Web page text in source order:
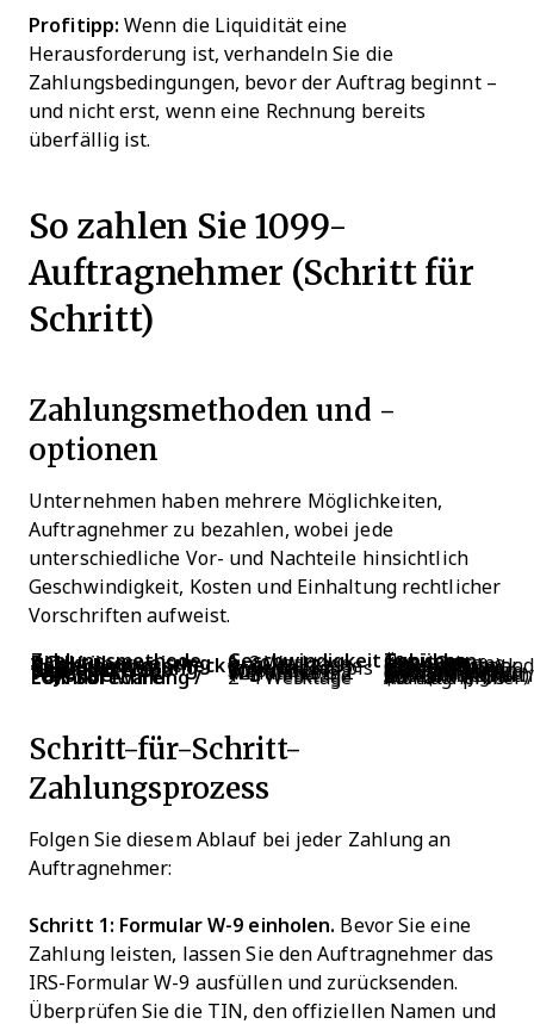
Profitipp: Wenn die Liquidität eine
Herausforderung ist, verhandeln Sie die
Zahlungsbedingungen, bevor der Auftrag beginnt –
und nicht erst, wenn eine Rechnung bereits
überfällig ist.
So zahlen Sie 1099-
Auftragnehmer (Schritt für
Schritt)
Zahlungsmethoden und -
optionen
Unternehmen haben mehrere Möglichkeiten,
Auftragnehmer zu bezahlen, wobei jede
unterschiedliche Vor- und Nachteile hinsichtlich
Geschwindigkeit, Kosten und Einhaltung rechtlicher
Vorschriften aufweist.
Zahlungsmethode GeschwindigkeitTypische Gebühren
ACH / Direktüberweisung 1–2 Werktage $0 – $3 pro Überweisung
Verrechnungsscheck3–10 Werktage ~$5 pro Scheck (Arbeitsaufwand, Druck, Porto)
Banküberweisung Gleicher Tag bis 3 Werktage $20 – $50 pro Überweisung
PayPal / Venmo (Business) Sofort bis 1 Werktag 1,9% – 3,5% pro Transaktion
Wise Minuten bis 2 Werktage 0,4% – 1,5% pro Überweisung
Payoneer 1–3 Werktage 0% – 2% (je nach Auszahlungsart unterschiedlich)
Lohnabrechnung / EOR-Software 2–4 Werktage $6 – $49 pro Auftragnehmer / Monat
Schritt-für-Schritt-
Zahlungsprozess
Folgen Sie diesem Ablauf bei jeder Zahlung an
Auftragnehmer:
Schritt 1: Formular W-9 einholen. Bevor Sie eine
Zahlung leisten, lassen Sie den Auftragnehmer das
IRS-Formular W-9 ausfüllen und zurücksenden.
Überprüfen Sie die TIN, den offiziellen Namen und